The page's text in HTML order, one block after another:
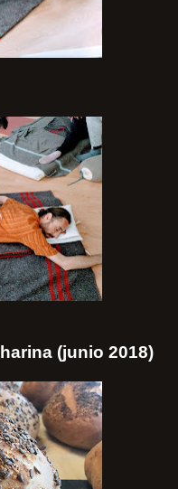
(junio 2018)